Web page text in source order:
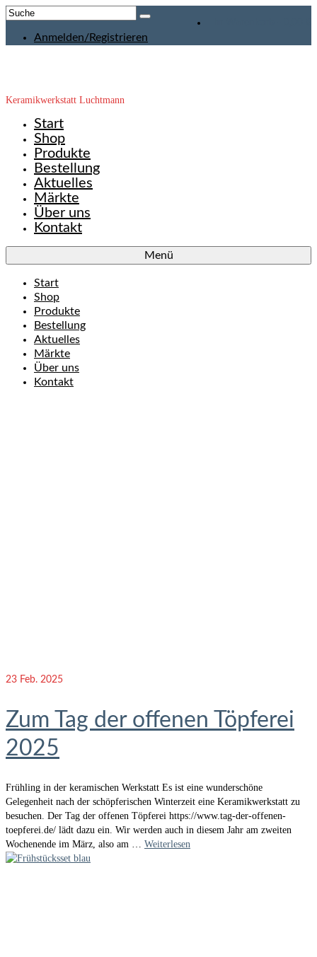
Suche
Anmelden/Registrieren
Keramikwerkstatt Luchtmann
Start
Shop
Produkte
Bestellung
Aktuelles
Märkte
Über uns
Kontakt
Menü
Start
Shop
Produkte
Bestellung
Aktuelles
Märkte
Über uns
Kontakt
23 Feb. 2025
Zum Tag der offenen Töpferei
2025
Frühling in der keramischen Werkstatt Es ist eine wunderschöne
Gelegenheit nach der schöpferischen Winterzeit eine Keramikwerkstatt zu
besuchen. Der Tag der offenen Töpferei https://www.tag-der-offenen-
toepferei.de/ lädt dazu ein. Wir werden auch in diesem Jahr am zweiten
Wochenende im März, also am … Weiterlesen